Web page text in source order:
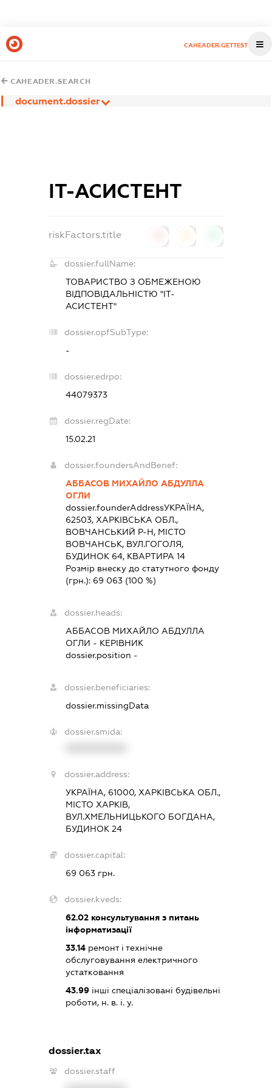
CAHEADER.GETTEST
CAHEADER.SEARCH
document.dossier
ІТ-АСИСТЕНТ
riskFactors.title
dossier.fullName:
ТОВАРИСТВО З ОБМЕЖЕНОЮ
ВІДПОВІДАЛЬНІСТЮ "ІТ-
АСИСТЕНТ"
dossier.opfSubType:
-
dossier.edrpo:
44079373
dossier.regDate:
15.02.21
dossier.foundersAndBenef:
АББАСОВ МИХАЙЛО АБДУЛЛА
ОГЛИ
dossier.founderAddressУКРАЇНА,
62503, ХАРКІВСЬКА ОБЛ.,
ВОВЧАНСЬКИЙ Р-Н, МІСТО
ВОВЧАНСЬК, ВУЛ.ГОГОЛЯ,
БУДИНОК 64, КВАРТИРА 14
Розмір внеску до статутного фонду
(грн.): 69 063(100 %)
dossier.heads:
АББАСОВ МИХАЙЛО АБДУЛЛА
ОГЛИ - КЕРІВНИК
dossier.position -
dossier.beneficiaries:
dossier.missingData
dossier.smida:
dossier.address:
УКРАЇНА, 61000, ХАРКІВСЬКА ОБЛ.,
МІСТО ХАРКІВ,
ВУЛ.ХМЕЛЬНИЦЬКОГО БОГДАНА,
БУДИНОК 24
dossier.capital:
69 063 грн.
dossier.kveds:
62.02консультування з питань
інформатизації
33.14ремонт і технічне
обслуговування електричного
устатковання
43.99інші спеціалізовані будівельні
роботи, н. в. і. у.
dossier.tax
dossier.staff